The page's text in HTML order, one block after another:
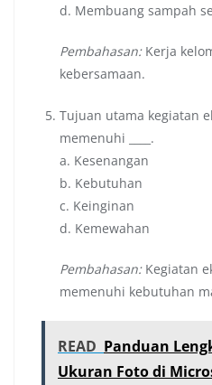
d. Membuang sampah
Pembahasan:Kerja
kebersamaan.
Tujuan utama kegiatan
memenuhi ____.
a. Kesenangan
b. Kebutuhan
c. Keinginan
d. Kemewahan
Pembahasan:Kegiatan
memenuhi kebutuhan
READ Panduan
Ukuran Foto di